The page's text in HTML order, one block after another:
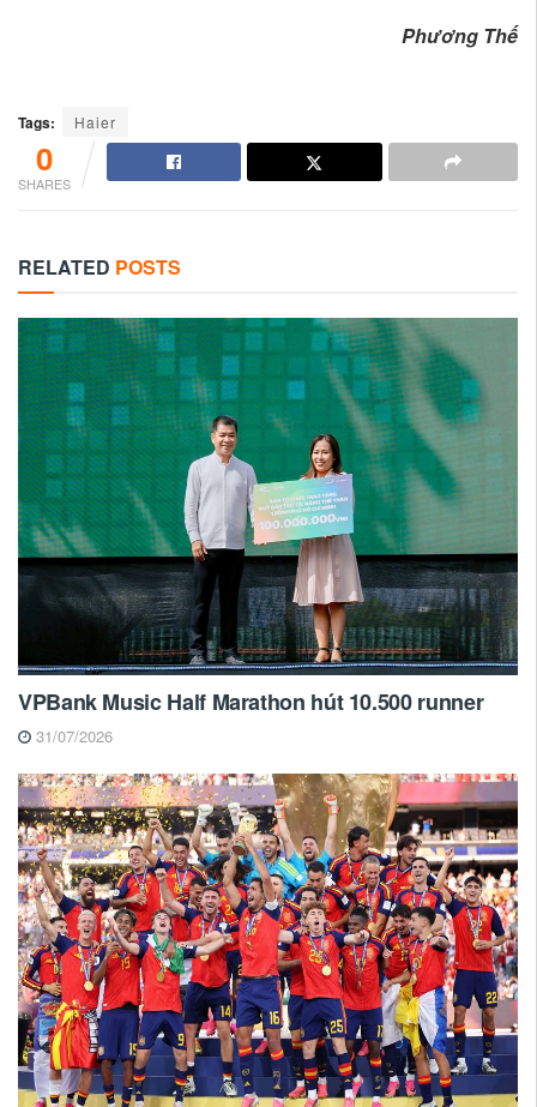
Phương Thế
Tags: Haier
0
SHARES
RELATED POSTS
VPBank Music Half Marathon hút 10.500 runner
31/07/2026